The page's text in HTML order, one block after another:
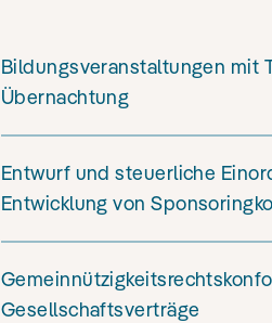
Bildungsveranstaltungen mit
Übernachtung
Entwurf und steuerliche
Entwicklung von
Gesellschaftsverträge